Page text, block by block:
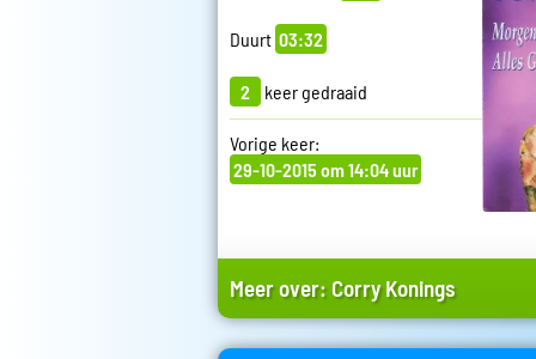
Duurt 03:32
2 keer gedraaid
Vorige keer:
29-10-2015 om 14:04 uur
Meer over: Corry Konings